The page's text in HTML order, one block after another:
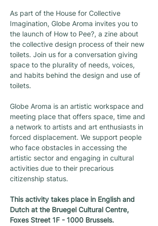
As part of the House for Collective
Imagination, Globe Aroma invites you to
the launch of How to Pee?, a zine about
the collective design process of their new
toilets. Join us for a conversation giving
space to the plurality of needs, voices,
and habits behind the design and use of
toilets.
Globe Aroma is an artistic workspace and
meeting place that offers space, time and
a network to artists and art enthusiasts in
forced displacement. We support people
who face obstacles in accessing the
artistic sector and engaging in cultural
activities due to their precarious
citizenship status.
This activity takes place in English and
Dutch at the Bruegel Cultural Centre,
Foxes Street 1F - 1000 Brussels.